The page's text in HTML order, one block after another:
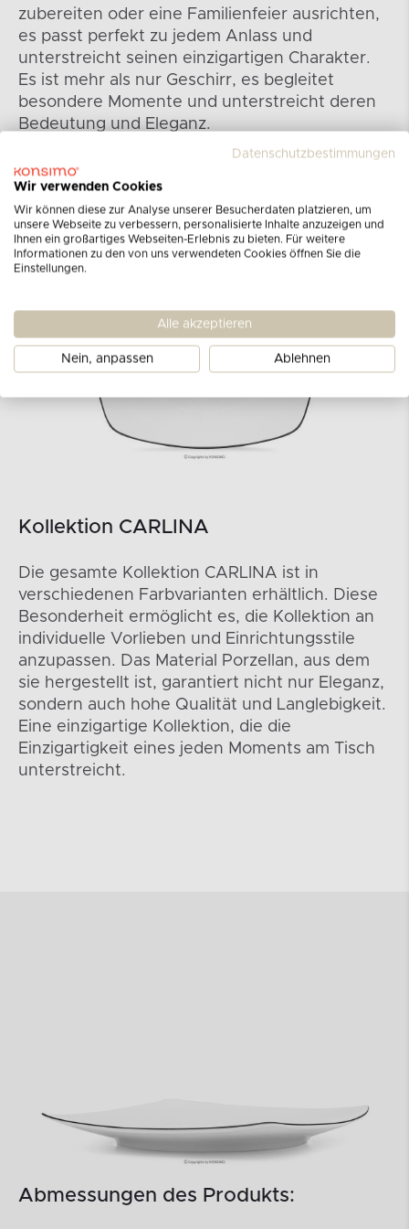
zubereiten oder eine Familienfeier ausrichten,
es passt perfekt zu jedem Anlass und
unterstreicht seinen einzigartigen Charakter.
Es ist mehr als nur Geschirr, es begleitet
besondere Momente und unterstreicht deren
Bedeutung und Eleganz.
Kollektion CARLINA
Die gesamte Kollektion CARLINA ist in
verschiedenen Farbvarianten erhältlich. Diese
Besonderheit ermöglicht es, die Kollektion an
individuelle Vorlieben und Einrichtungsstile
anzupassen. Das Material Porzellan, aus dem
sie hergestellt ist, garantiert nicht nur Eleganz,
sondern auch hohe Qualität und Langlebigkeit.
Eine einzigartige Kollektion, die die
Einzigartigkeit eines jeden Moments am Tisch
unterstreicht.
Abmessungen des Produkts:
Datenschutzbestimmungen
Wir verwenden Cookies
Wir können diese zur Analyse unserer Besucherdaten platzieren, um
unsere Webseite zu verbessern, personalisierte Inhalte anzuzeigen und
Ihnen ein großartiges Webseiten-Erlebnis zu bieten. Für weitere
Informationen zu den von uns verwendeten Cookies öffnen Sie die
Einstellungen.
Alle akzeptieren
Nein, anpassen Ablehnen